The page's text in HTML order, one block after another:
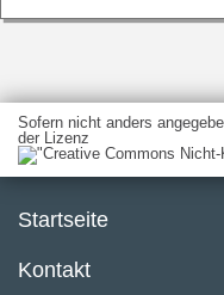
Sofern nicht anders
der Lizenz
Startseite
Kontakt